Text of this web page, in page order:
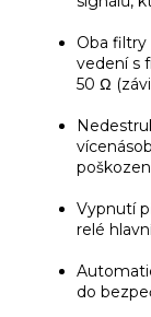
Oba filtry
vedení s
50 Ω
Vypnutí
relé
do